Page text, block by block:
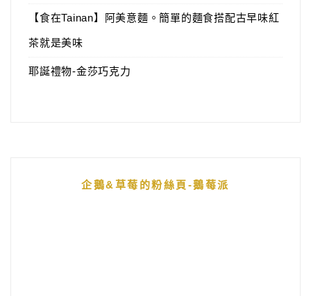
【食在Tainan】阿美意麵。簡單的麵食搭配古早味紅
茶就是美味
耶誕禮物-金莎巧克力
企鵝&草莓的粉絲頁-鵝莓派